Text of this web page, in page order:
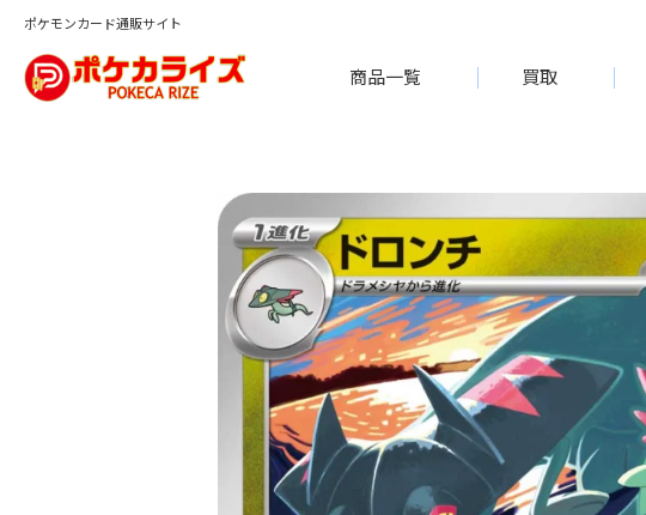
ポケモンカード通販サイト
商品一覧 買取